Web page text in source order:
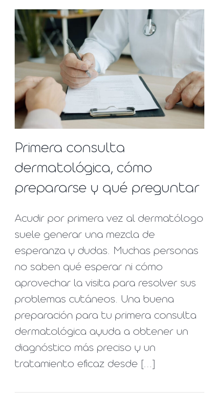
Primera consulta
dermatológica, cómo
prepararse y qué preguntar
Acudir por primera vez al dermatólogo
suele generar una mezcla de
esperanza y dudas. Muchas personas
no saben qué esperar ni cómo
aprovechar la visita para resolver sus
problemas cutáneos. Una buena
preparación para tu primera consulta
dermatológica ayuda a obtener un
diagnóstico más preciso y un
tratamiento eficaz desde [...]